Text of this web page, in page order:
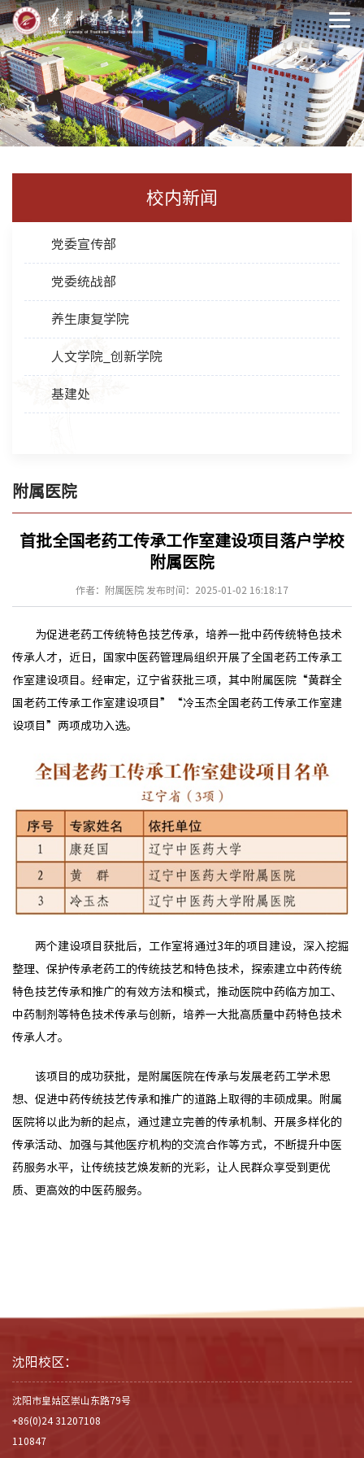
校内新闻
党委宣传部
党委统战部
养生康复学院
人文学院_创新学院
基建处
附属医院
首批全国老药工传承工作室建设项目落户学校
附属医院
作者：附属医院 发布时间：2025-01-02 16:18:17
为促进老药工传统特色技艺传承，培养一批中药传统特色技术
传承人才，近日，国家中医药管理局组织开展了全国老药工传承工
作室建设项目。经审定，辽宁省获批三项，其中附属医院“黄群全
国老药工传承工作室建设项目”“冷玉杰全国老药工传承工作室建
设项目”两项成功入选。
两个建设项目获批后，工作室将通过3年的项目建设，深入挖掘
整理、保护传承老药工的传统技艺和特色技术，探索建立中药传统
特色技艺传承和推广的有效方法和模式，推动医院中药临方加工、
中药制剂等特色技术传承与创新，培养一大批高质量中药特色技术
传承人才。
该项目的成功获批，是附属医院在传承与发展老药工学术思
想、促进中药传统技艺传承和推广的道路上取得的丰硕成果。附属
医院将以此为新的起点，通过建立完善的传承机制、开展多样化的
传承活动、加强与其他医疗机构的交流合作等方式，不断提升中医
药服务水平，让传统技艺焕发新的光彩，让人民群众享受到更优
质、更高效的中医药服务。
沈阳校区：
沈阳市皇姑区崇山东路79号
+86(0)24 31207108
110847